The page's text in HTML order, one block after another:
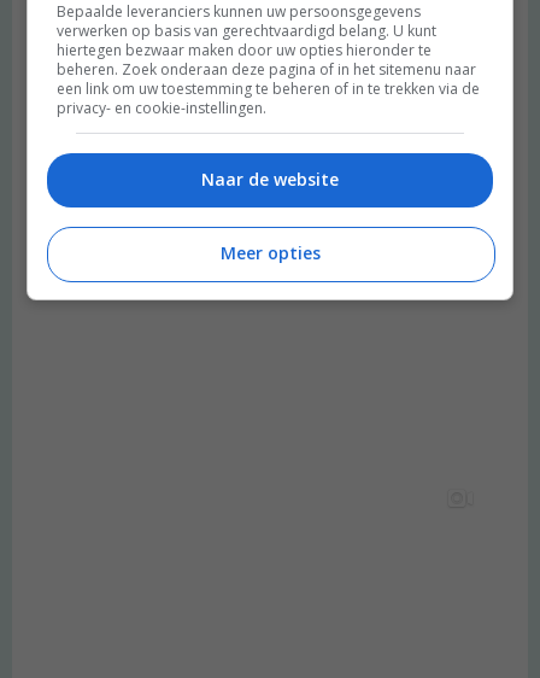
Bepaalde leveranciers kunnen uw persoonsgegevens
verwerken op basis van gerechtvaardigd belang. U kunt
hiertegen bezwaar maken door uw opties hieronder te
beheren. Zoek onderaan deze pagina of in het sitemenu naar
een link om uw toestemming te beheren of in te trekken via de
privacy- en cookie-instellingen.
Naar de website
Meer opties